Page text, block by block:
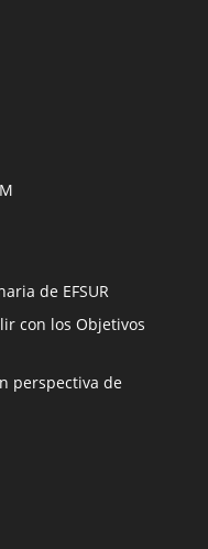
de EFSUR
con los Objetivos
perspectiva de